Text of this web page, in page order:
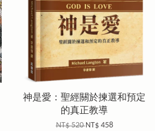
神是愛：聖經關於揀選和預定
的真正教導
NT$ 520NT$ 458